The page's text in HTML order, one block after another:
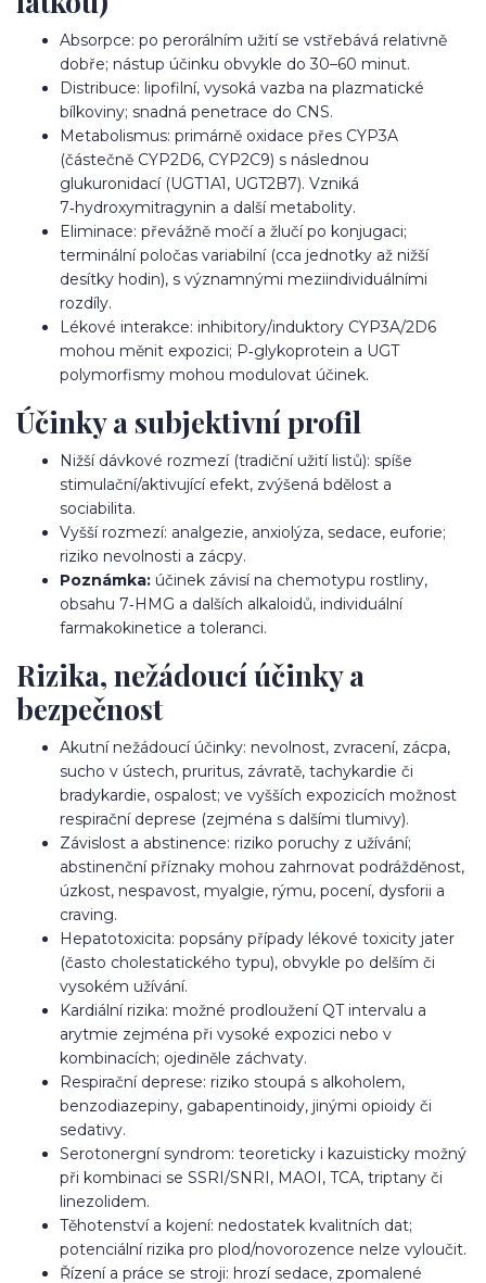
Absorpce: po perorálním užití se vstřebává relativně
dobře; nástup účinku obvykle do 30–60 minut.
Distribuce: lipofilní, vysoká vazba na plazmatické
bílkoviny; snadná penetrace do CNS.
Metabolismus: primárně oxidace přes CYP3A
(částečně CYP2D6, CYP2C9) s následnou
glukuronidací (UGT1A1, UGT2B7). Vzniká
7‑hydroxymitragynin a další metabolity.
Eliminace: převážně močí a žlučí po konjugaci;
terminální poločas variabilní (cca jednotky až nižší
desítky hodin), s významnými meziindividuálními
rozdíly.
Lékové interakce: inhibitory/induktory CYP3A/2D6
mohou měnit expozici; P‑glykoprotein a UGT
polymorfismy mohou modulovat účinek.
Účinky a subjektivní profil
Nižší dávkové rozmezí (tradiční užití listů): spíše
stimulační/aktivující efekt, zvýšená bdělost a
sociabilita.
Vyšší rozmezí: analgezie, anxiolýza, sedace, euforie;
riziko nevolnosti a zácpy.
Poznámka: účinek závisí na chemotypu rostliny,
obsahu 7‑HMG a dalších alkaloidů, individuální
farmakokinetice a toleranci.
Rizika, nežádoucí účinky a
bezpečnost
Akutní nežádoucí účinky: nevolnost, zvracení, zácpa,
sucho v ústech, pruritus, závratě, tachykardie či
bradykardie, ospalost; ve vyšších expozicích možnost
respirační deprese (zejména s dalšími tlumivy).
Závislost a abstinence: riziko poruchy z užívání;
abstinenční příznaky mohou zahrnovat podrážděnost,
úzkost, nespavost, myalgie, rýmu, pocení, dysforii a
craving.
Hepatotoxicita: popsány případy lékové toxicity jater
(často cholestatického typu), obvykle po delším či
vysokém užívání.
Kardiální rizika: možné prodloužení QT intervalu a
arytmie zejména při vysoké expozici nebo v
kombinacích; ojediněle záchvaty.
Respirační deprese: riziko stoupá s alkoholem,
benzodiazepiny, gabapentinoidy, jinými opioidy či
sedativy.
Serotonergní syndrom: teoreticky i kazuisticky možný
při kombinaci se SSRI/SNRI, MAOI, TCA, triptany či
linezolidem.
Těhotenství a kojení: nedostatek kvalitních dat;
potenciální rizika pro plod/novorozence nelze vyloučit.
Řízení a práce se stroji: hrozí sedace, zpomalené